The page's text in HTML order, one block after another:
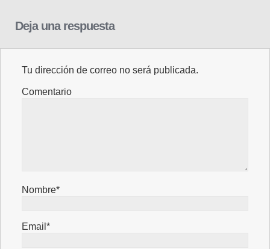
Deja una respuesta
Tu dirección de correo no será publicada.
Comentario
Nombre*
Email*